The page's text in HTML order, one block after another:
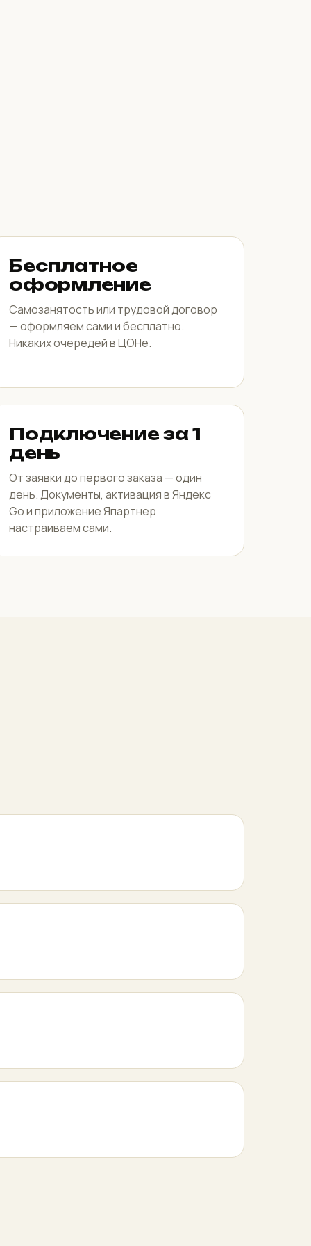
Бесплатное
оформление
Самозанятость или трудовой договор
— оформляем сами и бесплатно.
Никаких очередей в ЦОНе.
Подключение за 1
день
От заявки до первого заказа — один
день. Документы, активация в Яндекс
Go и приложение Япартнер
настраиваем сами.